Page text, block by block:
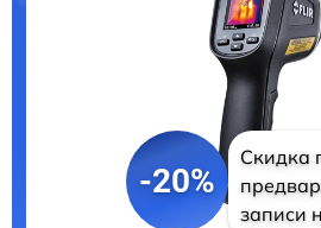
-20%
Скидка
записи